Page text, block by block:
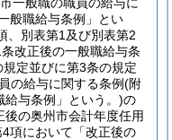
般職給与条例」とい
、別表第1及び別表第2
改正後の一般職給与条
定並びに第3条の規定
の給与に関する条例(附
給与条例」という。)の
の奥州市会計年度任用
項において「改正後の